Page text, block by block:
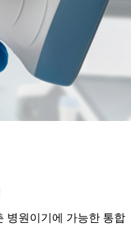
병원이기에 가능한 통합